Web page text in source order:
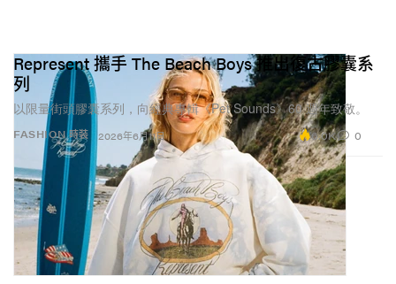
FASHION 時裝
Represent 攜手 The Beach Boys 推出復古膠囊系
列
以限量街頭膠囊系列，向經典專輯《Pet Sounds》60 週年致敬。
2026年6月11日 6.0K 0